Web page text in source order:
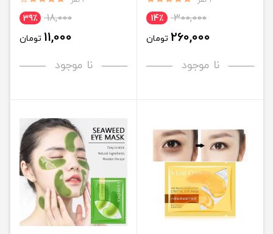
300,000 14٪
260,000 تومان
نا موجود
18,000 39٪
11,000 تومان
نا موجود